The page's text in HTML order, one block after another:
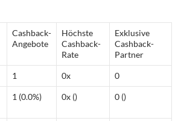
Cashback-
Angebote
Höchste
Cashback-
Rate
Exklusive
Cashback-
Partner
1 0x 0
1 (0.0%) 0x () 0 ()